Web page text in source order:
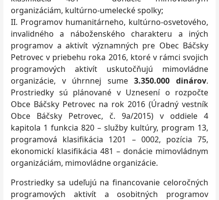
organizáciám, kultúrno-umelecké spolky;
II. Programov humanitárneho, kultúrno-osvetového,
invalidného a náboženského charakteru a iných
programov a aktivít významných pre Obec Báčsky
Petrovec v priebehu roka 2016, ktoré v rámci svojich
programových aktivít uskutočňujú mimovládne
organizácie, v úhrnnej sume3.350.000 dinárov.
Prostriedky sú plánované v Uznesení o rozpočte
Obce Báčsky Petrovec na rok 2016 (Úradný vestník
Obce Báčsky Petrovec, č. 9a/2015) v oddiele 4
kapitola 1 funkcia 820 – služby kultúry, program 13,
programová klasifikácia 1201 – 0002, pozícia 75,
ekonomickí klasifikácia 481 – donácie mimovládnym
organizáciám, mimovládne organizácie.
Prostriedky sa udeľujú na financovanie celoročných
programových aktivít a osobitných programov